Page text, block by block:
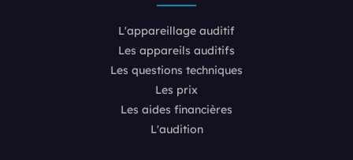
L'appareillage auditif
Les appareils auditifs
Les questions techniques
Les prix
Les aides financières
L'audition